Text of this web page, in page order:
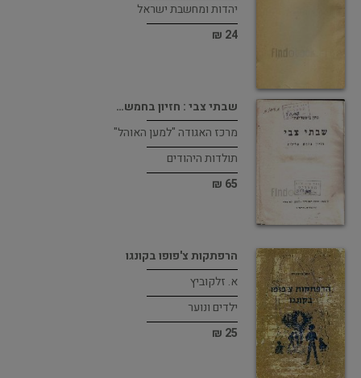
יהדות ומחשבת ישראל
24 ₪
שבתי צבי : חזיון בחמש…
מרכז האגודה "למען האוהל"
תולדות היהודים
65 ₪
הרפתקות צ'פופו בקונגו
א. זלקוביץ
ילדים ונוער
25 ₪